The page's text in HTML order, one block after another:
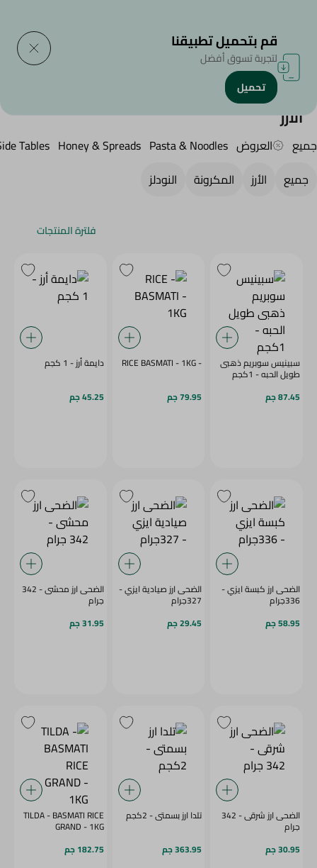
الرئيسية /منتجات البقالة
الأرز
جميع العروض Pasta & Noodles
Honey & Spreads
Tables
جميع
الأرز المكرونة النودلز
فلترة المنتجات
سبينيس سوبريم ذهبى
طويل الحبه - 1كجم
87.45 جم
- RICE BASMATI - 1KG
79.95 جم
دايمة أرز - 1 كجم
45.25 جم
الضحى ارز كبسة ايزي -
336جرام
58.95 جم
الضحى ارز صيادية ايزي -
327جرام
29.45 جم
الضحى ارز محشى - 342
جرام
31.95 جم
الضحى ارز شرقى - 342
جرام
30.95 جم
تلدا ارز بسمتى - 2كجم
363.95 جم
TILDA - BASMATI RICE
GRAND - 1KG
182.75 جم
قم بتحميل تطبيقنا
لتجربة تسوق أفضل
تحميل